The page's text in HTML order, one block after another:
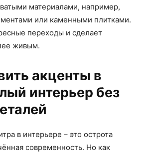
материалами, например,
или каменными плитками.
переходы и сделает
живым.
акценты в
интерьер без
в интерьере – это острота
современность. Но как